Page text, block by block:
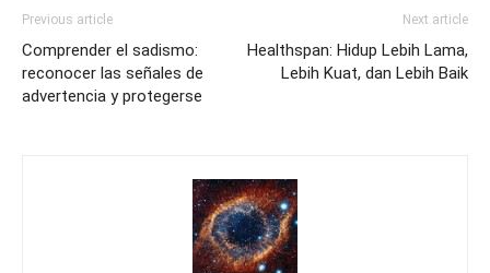
Previous article
Comprender el sadismo:
reconocer las señales de
advertencia y protegerse
Next article
Healthspan: Hidup Lebih Lama,
Lebih Kuat, dan Lebih Baik